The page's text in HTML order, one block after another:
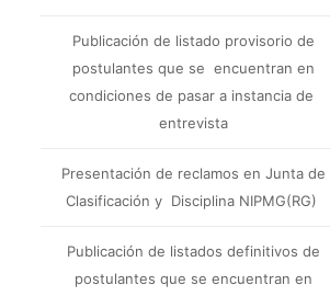
Publicación de listado provisorio de
postulantes que se encuentran en
condiciones de pasar a instancia de
entrevista
Presentación de reclamos en Junta de
Clasificación y Disciplina NIPMG(RG)
Publicación de listados definitivos de
postulantes que se encuentran en